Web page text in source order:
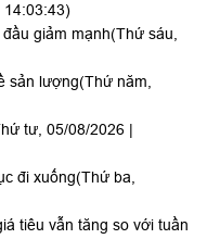
giảm mạnh(Thứ sáu,
sản lượng(Thứ năm,
tư, 05/08/2026 |
đi xuống(Thứ ba,
tiêu vẫn tăng so với tuần